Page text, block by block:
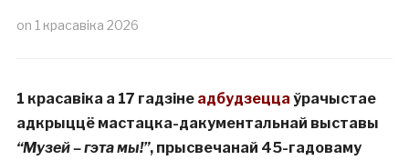
on 1 красавіка 2026
1 красавіка а 17 гадзіне адбудзецца ўрачыстае
адкрыццё мастацка-дакументальнай выставы
“Музей – гэта мы!”, прысвечанай 45-гадоваму